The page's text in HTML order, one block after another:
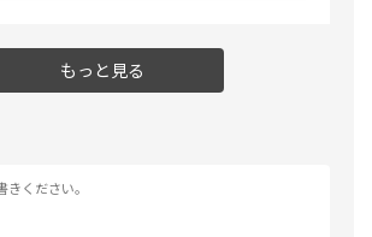
もっと見る